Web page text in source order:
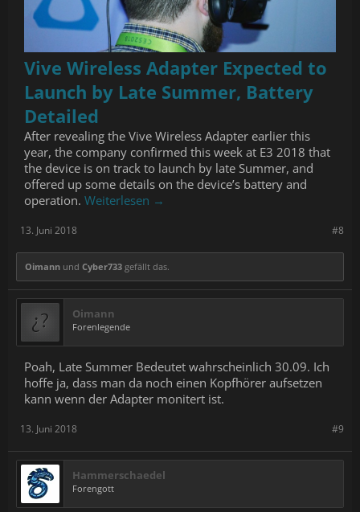
Vive Wireless Adapter Expected to
Launch by Late Summer, Battery
Detailed
After revealing the Vive Wireless Adapter earlier this
year, the company confirmed this week at E3 2018 that
the device is on track to launch by late Summer, and
offered up some details on the device’s battery and
operation. Weiterlesen →
#8
13. Juni 2018
Oimann und Cyber733 gefällt das.
Oimann
Forenlegende
Poah, Late Summer Bedeutet wahrscheinlich 30.09. Ich
hoffe ja, dass man da noch einen Kopfhörer aufsetzen
kann wenn der Adapter monitert ist.
#9
13. Juni 2018
Hammerschaedel
Forengott